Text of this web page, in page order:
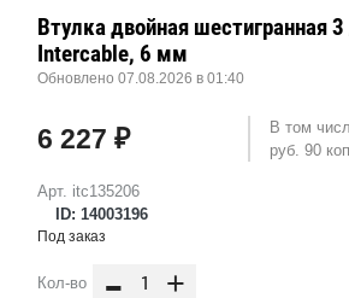
Арт. itc135206
ID: 14003196
Втулка двойная шестигранная
Intercable, 6 мм
Обновлено 07.08.2026 в 01:40
6 227 ₽
В том
руб. 90
Под заказ
Кол-во - +